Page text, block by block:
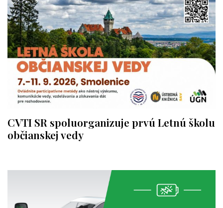
CVTI SR spoluorganizuje prvú Letnú školu
občianskej vedy